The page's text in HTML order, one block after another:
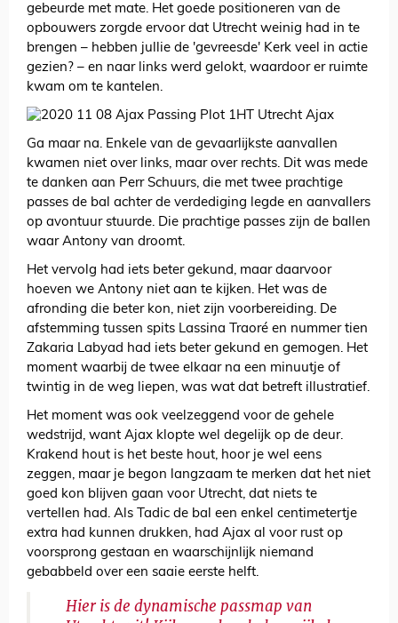
gebeurde met mate. Het goede positioneren van de
opbouwers zorgde ervoor dat Utrecht weinig had in te
brengen – hebben jullie de 'gevreesde' Kerk veel in actie
gezien? – en naar links werd gelokt, waardoor er ruimte
kwam om te kantelen.
Ga maar na. Enkele van de gevaarlijkste aanvallen
kwamen niet over links, maar over rechts. Dit was mede
te danken aan Perr Schuurs, die met twee prachtige
passes de bal achter de verdediging legde en aanvallers
op avontuur stuurde. Die prachtige passes zijn de ballen
waar Antony van droomt.
Het vervolg had iets beter gekund, maar daarvoor
hoeven we Antony niet aan te kijken. Het was de
afronding die beter kon, niet zijn voorbereiding. De
afstemming tussen spits Lassina Traoré en nummer tien
Zakaria Labyad had iets beter gekund en gemogen. Het
moment waarbij de twee elkaar na een minuutje of
twintig in de weg liepen, was wat dat betreft illustratief.
Het moment was ook veelzeggend voor de gehele
wedstrijd, want Ajax klopte wel degelijk op de deur.
Krakend hout is het beste hout, hoor je wel eens
zeggen, maar je begon langzaam te merken dat het niet
goed kon blijven gaan voor Utrecht, dat niets te
vertellen had. Als Tadic de bal een enkel centimetertje
extra had kunnen drukken, had Ajax al voor rust op
voorsprong gestaan en waarschijnlijk niemand
gebabbeld over een saaie eerste helft.
Hier is de dynamische passmap van